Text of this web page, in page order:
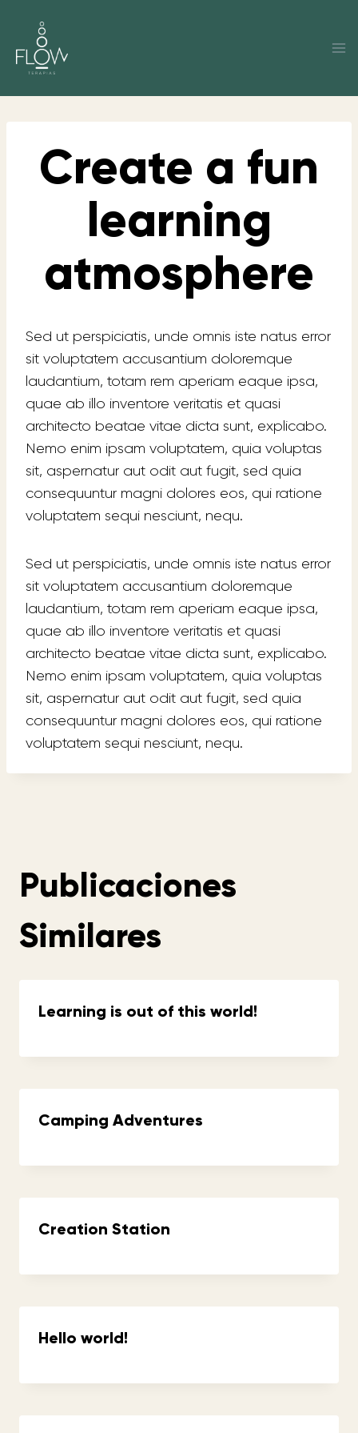
contenido
Create a fun
learning
atmosphere
Sed ut perspiciatis, unde omnis iste natus error
sit voluptatem accusantium doloremque
laudantium, totam rem aperiam eaque ipsa,
quae ab illo inventore veritatis et quasi
architecto beatae vitae dicta sunt, explicabo.
Nemo enim ipsam voluptatem, quia voluptas
sit, aspernatur aut odit aut fugit, sed quia
consequuntur magni dolores eos, qui ratione
voluptatem sequi nesciunt, nequ.
Sed ut perspiciatis, unde omnis iste natus error
sit voluptatem accusantium doloremque
laudantium, totam rem aperiam eaque ipsa,
quae ab illo inventore veritatis et quasi
architecto beatae vitae dicta sunt, explicabo.
Nemo enim ipsam voluptatem, quia voluptas
sit, aspernatur aut odit aut fugit, sed quia
consequuntur magni dolores eos, qui ratione
voluptatem sequi nesciunt, nequ.
Publicaciones
Similares
Learning is out of this world!
Camping Adventures
Creation Station
Hello world!